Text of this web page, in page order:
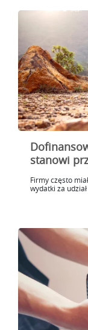
stanowi
Firmy często
wydatki za